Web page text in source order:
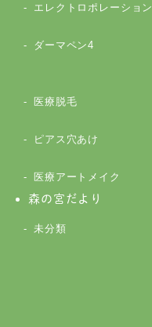
エレクトロポレーション
ダーマペン4
医療脱毛
ピアス穴あけ
医療アートメイク
森の宮だより
未分類